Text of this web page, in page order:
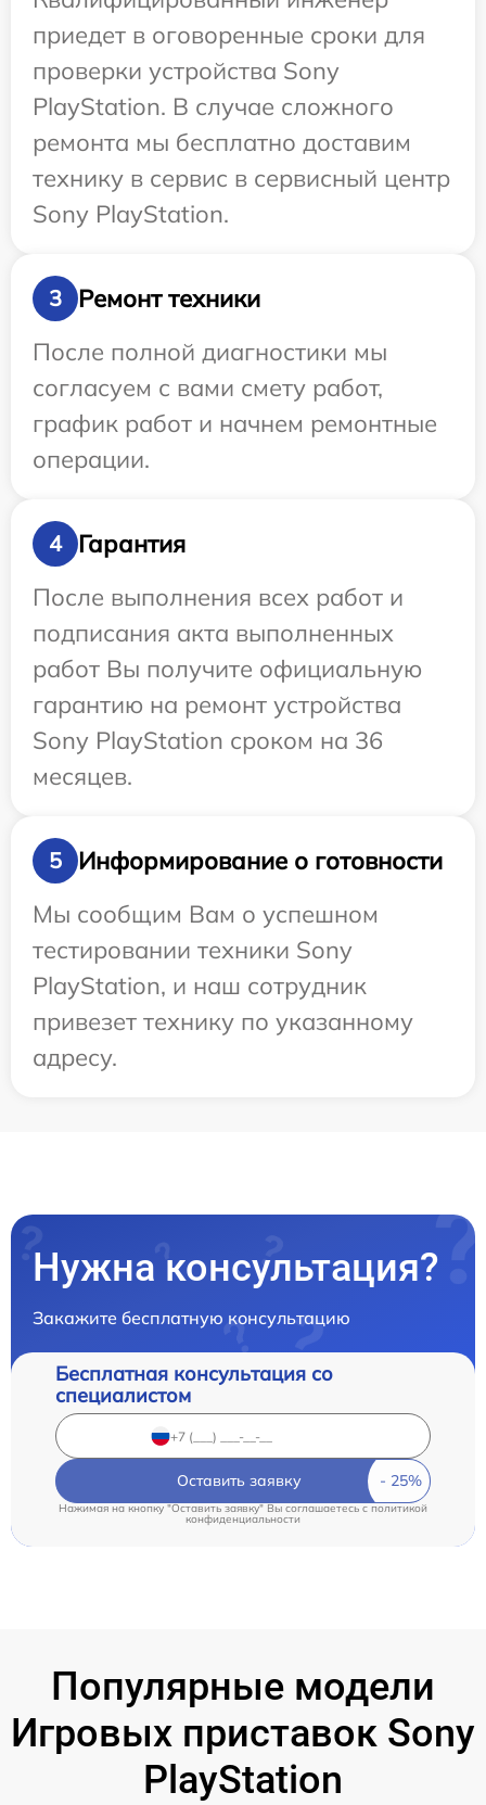
приедет в оговоренные сроки для
проверки устройства Sony
PlayStation. В случае сложного
ремонта мы бесплатно доставим
технику в сервис в сервисный центр
Sony PlayStation.
3
Ремонт техники
После полной диагностики мы
согласуем с вами смету работ,
график работ и начнем ремонтные
операции.
4
Гарантия
После выполнения всех работ и
подписания акта выполненных
работ Вы получите официальную
гарантию на ремонт устройства
Sony PlayStation сроком на 36
месяцев.
5
Информирование о готовности
Мы сообщим Вам о успешном
тестировании техники Sony
PlayStation, и наш сотрудник
привезет технику по указанному
адресу.
Нужна консультация?
Закажите бесплатную консультацию
Бесплатная консультация со
специалистом
Оставить заявку
Нажимая на кнопку "Оставить заявку" Вы соглашаетесь cполитикой
конфиденциальности
Популярные модели
Игровых приставок Sony
PlayStation